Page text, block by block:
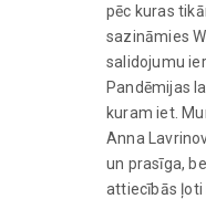
pēc kuras
sazināmies
salidojumu
Pandēmijas
kuram iet.
Anna
un prasīga,
attiecībās ļoti